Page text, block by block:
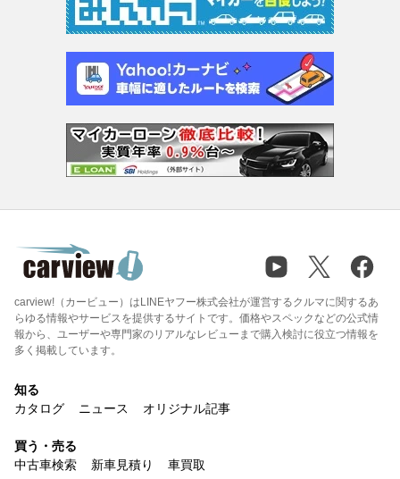
carview!（カービュー）はLINEヤフー株式会社が運営するクルマに関するあ
らゆる情報やサービスを提供するサイトです。価格やスペックなどの公式情
報から、ユーザーや専門家のリアルなレビューまで購入検討に役立つ情報を
多く掲載しています。
知る
カタログ
ニュース オリジナル記事
買う・売る
中古車検索
新車見積り 車買取